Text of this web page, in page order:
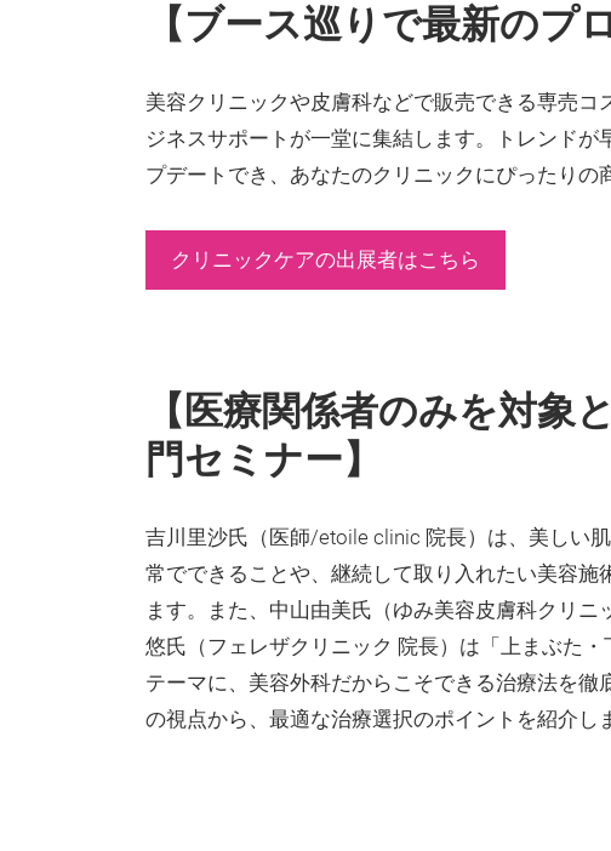
【ブース巡りで最新のプ
美容クリニックや皮膚科などで販売できる専売
ジネスサポートが一堂に集結します。トレンド
プデートでき、あなたのクリニックにぴったりの
クリニックケアの出展者はこちら
【医療関係者のみを対象
門セミナー】
吉川里沙氏（医師/etoile clinic 院長）は、美しい
常でできることや、継続して取り入れたい美容施
ます。また、中山由美氏（ゆみ美容皮膚科クリニ
悠氏（フェレザクリニック 院長）は「上まぶた・
テーマに、美容外科だからこそできる治療法を徹
の視点から、最適な治療選択のポイントを紹介し